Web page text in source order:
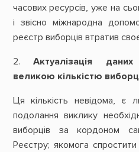
часових ресурсів, уже на
і звісно міжнародна
реєстр виборців втратив
2.Актуалізація
великою кількістю
Ця кількість невідома, є
подолання виклику
виборців за кордоном
Реєстру; якомога